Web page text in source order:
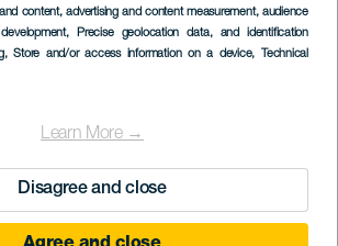
content, advertising and content measurement, audience
, Precise geolocation data, and identification
, Store and/or access information on a device, Technical
Learn More →
Disagree and close